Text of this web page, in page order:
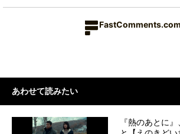
FastComments.com
あわせて読みたい
『熱のあとに